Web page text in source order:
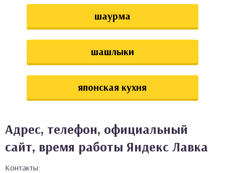
шаурма
шашлыки
японская кухня
Адрес, телефон, официальный
сайт, время работы Яндекс Лавка
Контакты: